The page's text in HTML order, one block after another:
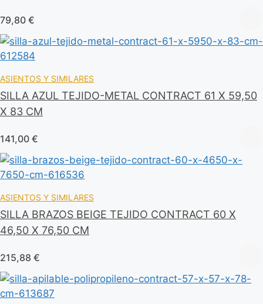
79,80 €
ASIENTOS Y SIMILARES
SILLA AZUL TEJIDO-METAL CONTRACT 61 X 59,50
X 83 CM
141,00 €
ASIENTOS Y SIMILARES
SILLA BRAZOS BEIGE TEJIDO CONTRACT 60 X
46,50 X 76,50 CM
215,88 €